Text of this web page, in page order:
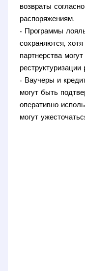
возвраты
распоряжениям.
- Программы
сохраняются,
партнерства
реструктуризации
- Ваучеры и
могут быть
оперативно
могут